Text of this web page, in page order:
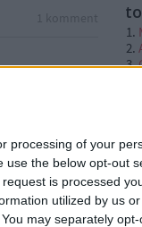
processing of your
use the below opt-out
is processed
utilized by us
may separately
A